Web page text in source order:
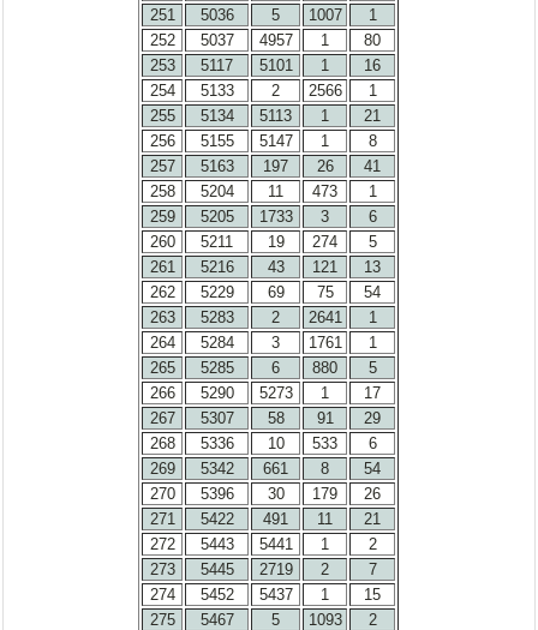
251
5036 5 1007
1
252
5037 4957 1
80
253
5117 5101 1
16
254
5133 2 2566
1
255
5134 5113 1
21
256
5155 5147 1
8
257
5163 197 26
41
258
5204 11 473
1
259
5205 1733 3
6
260
5211 19 274
5
261
5216 43 121
13
262
5229 69 75
54
263
5283 2 2641
1
264
5284 3 1761
1
265
5285 6 880
5
266
5290 5273 1
17
267
5307 58 91
29
268
5336 10 533
6
269
5342 661 8
54
270
5396 30 179
26
271
5422 491 11
21
272
5443 5441 1
2
273
5445 2719 2
7
274
5452 5437 1
15
275
5467 5 1093
2